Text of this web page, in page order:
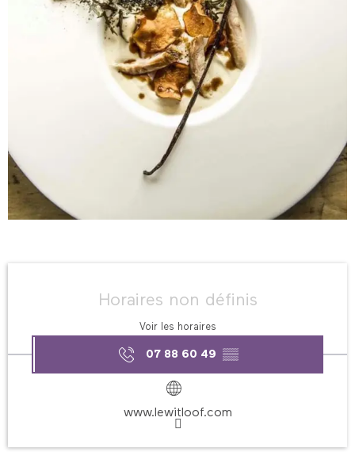
Horaires non définis
Voir les horaires
07 88 60 49 ▒▒
www.lewitloof.com